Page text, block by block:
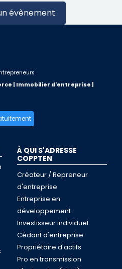
évènement
| Immobilier d'entreprise |
À QUI S'ADRESSE
COPPTEN
Créateur / Repreneur
d'entreprise
Entreprise en
développement
Investisseur individuel
Cédant d'entreprise
Propriétaire d'actifs
Pro en transmission